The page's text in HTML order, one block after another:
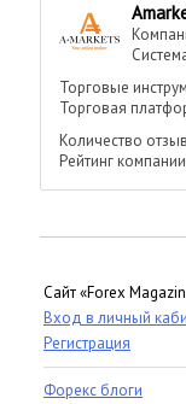
Торговые
Торговая
Количество
Рейтинг
Сайт «Forex
Вход в личный
Регистрация
Форекс блоги